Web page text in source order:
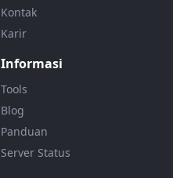
Kontak
Karir
Informasi
Tools
Blog
Panduan
Server Status